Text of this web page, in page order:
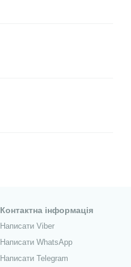
Контактна інформація
Написати Viber
Написати WhatsApp
Написати Telegram